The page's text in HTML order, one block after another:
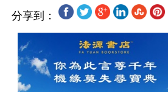
分享到：